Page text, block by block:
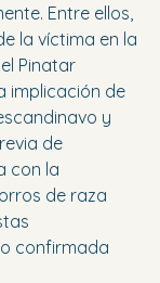
Entre ellos,
la víctima en la
Pinatar
implicación de
y
de
con la
de raza
confirmada